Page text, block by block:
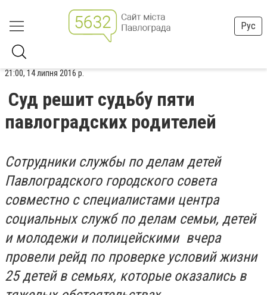
Рус
21:00, 14 липня 2016 р.
Суд решит судьбу пяти
павлоградских родителей
Сотрудники службы по делам детей
Павлоградского городского совета
совместно с специалистами центра
социальных служб по делам семьи, детей
и молодежи и полицейскими вчера
провели рейд по проверке условий жизни
25 детей в семьях, которые оказались в